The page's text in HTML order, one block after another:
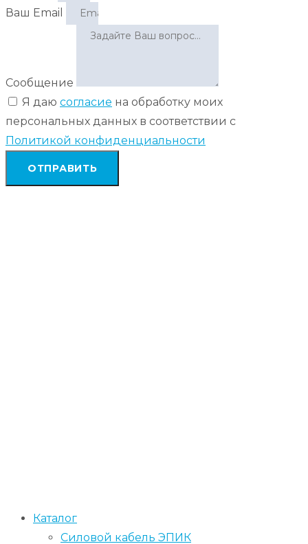
Ваш Email
Сообщение
Я даю согласие на обработку моих
персональных данных в соответствии с
Политикой конфиденциальности
ОТПРАВИТЬ
Каталог
Силовой кабель ЭПИК